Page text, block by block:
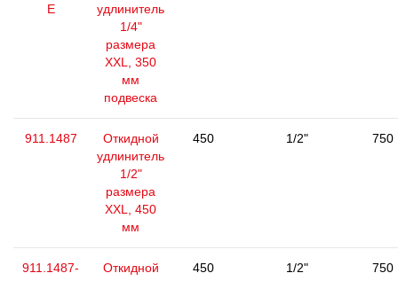
E
удлинитель
1/4"
размера
XXL, 350
мм
подвеска
911.1487
Откидной
удлинитель
1/2"
размера
XXL, 450
мм
450 1/2" 750
911.1487-
Откидной
450 1/2" 750